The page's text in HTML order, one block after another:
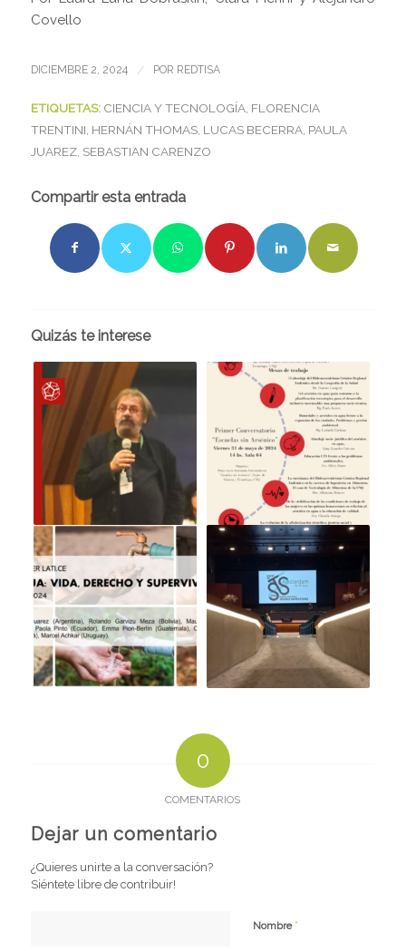
Covello
DICIEMBRE 2, 2024 / POR REDTISA
ETIQUETAS: CIENCIA Y TECNOLOGÍA, FLORENCIA
TRENTINI HERNÁN THOMAS, LUCAS BECERRA, PAULA
JUAREZ, SEBASTIAN CARENZO
Compartir esta entrada
Quizás te interese
0
COMENTARIOS
Dejar un comentario
¿Quieres unirte a la conversación?
Siéntete libre de contribuir!
Nombre *